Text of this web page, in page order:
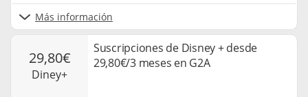
Más información
29,80€
diney+
Suscripciones de Disney + desde
29,80€/3 meses en G2A